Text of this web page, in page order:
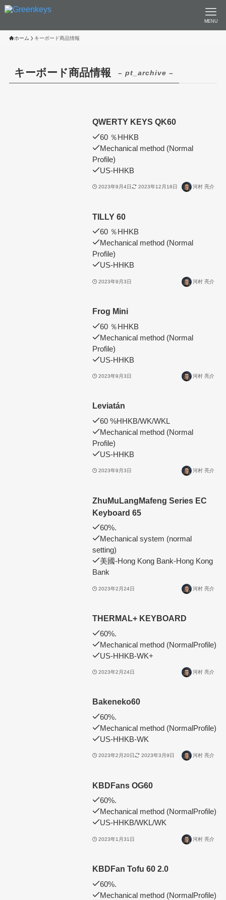
MENU
ホーム キーボード商品情報
キーボード商品情報 – pt_archive –
QWERTY KEYS QK60
60 ％HHKB
Mechanical method (Normal
Profile)
US-HHKB
2023年9月4日 2023年12月18日 河村 亮介
TILLY 60
60 ％HHKB
Mechanical method (Normal
Profile)
US-HHKB
2023年9月3日 河村 亮介
Frog Mini
60 ％HHKB
Mechanical method (Normal
Profile)
US-HHKB
2023年9月3日 河村 亮介
Leviatán
60 %HHKB/WK/WKL
Mechanical method (Normal
Profile)
US-HHKB
2023年9月3日 河村 亮介
ZhuMuLangMafeng Series EC
Keyboard 65
60%.
Mechanical system (normal
setting)
美國-Hong Kong Bank-Hong Kong
Bank
2023年2月24日 河村 亮介
THERMAL+ KEYBOARD
60%.
Mechanical method (NormalProfile)
US-HHKB-WK+
2023年2月24日 河村 亮介
Bakeneko60
60%.
Mechanical method (NormalProfile)
US-HHKB-WK
2023年2月20日 2023年3月9日 河村 亮介
KBDFans OG60
60%.
Mechanical method (NormalProfile)
US-HHKB/WKL/WK
2023年1月31日 河村 亮介
KBDFan Tofu 60 2.0
60%.
Mechanical method (NormalProfile)